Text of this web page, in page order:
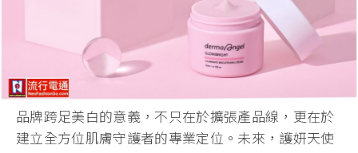
品牌跨足美白的意義，不只在於擴張產品線，更在於
建立全方位肌膚守護者的專業定位。未來，護妍天使